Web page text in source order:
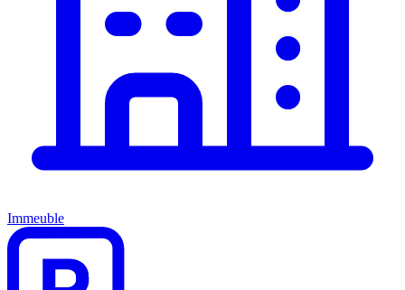
Immeuble